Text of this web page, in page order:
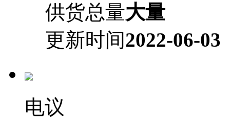
供货总量大量
更新时间2022-06-03
电议